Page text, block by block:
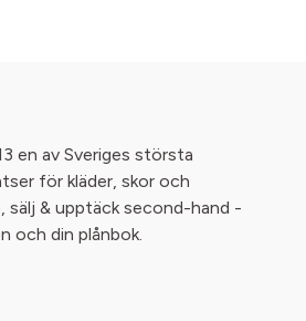
en av Sveriges största
för kläder, skor och
sälj & upptäck second-hand -
och din plånbok.